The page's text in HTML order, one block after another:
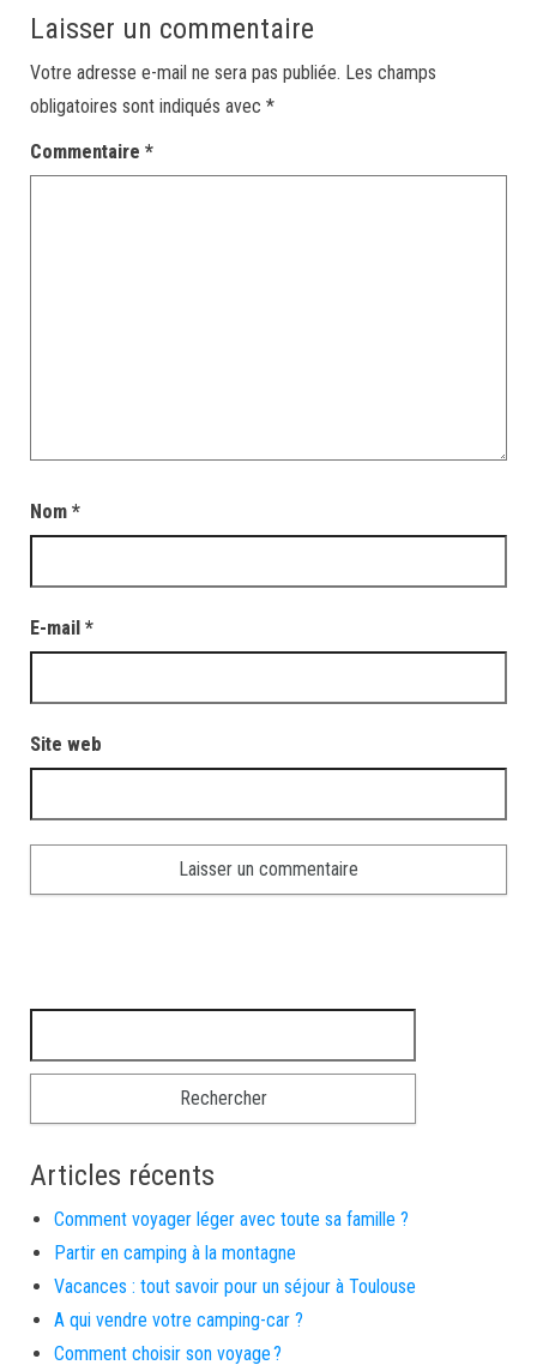
Laisser un commentaire
Votre adresse e-mail ne sera pas publiée. Les champs
obligatoires sont indiqués avec *
Commentaire *
Nom *
E-mail *
Site web
Articles récents
Comment voyager léger avec toute sa famille ?
Partir en camping à la montagne
Vacances : tout savoir pour un séjour à Toulouse
A qui vendre votre camping-car ?
Comment choisir son voyage ?